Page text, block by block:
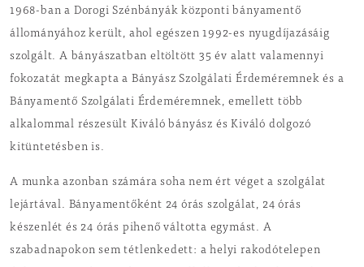
1968-ban a Dorogi Szénbányák központi bányamentő
állományához került, ahol egészen 1992-es nyugdíjazásáig
szolgált. A bányászatban eltöltött 35 év alatt valamennyi
fokozatát megkapta a Bányász Szolgálati Érdeméremnek és a
Bányamentő Szolgálati Érdeméremnek, emellett több
alkalommal részesült Kiváló bányász és Kiváló dolgozó
kitüntetésben is.
A munka azonban számára soha nem ért véget a szolgálat
lejártával. Bányamentőként 24 órás szolgálat, 24 órás
készenlét és 24 órás pihenő váltotta egymást. A
szabadnapokon sem tétlenkedett: a helyi rakodótelepen